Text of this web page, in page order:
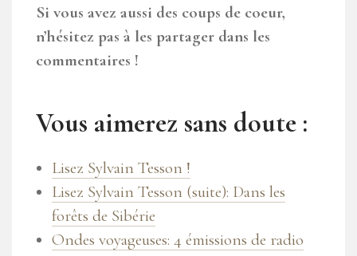
Si vous avez aussi des coups de coeur,
n’hésitez pas à les partager dans les
commentaires !
Vous aimerez sans doute :
Lisez Sylvain Tesson !
Lisez Sylvain Tesson (suite): Dans les
forêts de Sibérie
Ondes voyageuses: 4 émissions de radio